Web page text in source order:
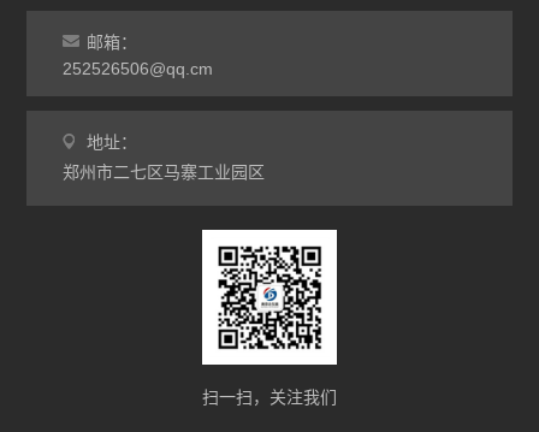
干燥箱
烘箱
工业电炉
邮箱：
252526506@qq.cm
地址：
郑州市二七区马寨工业园区
扫一扫，关注我们